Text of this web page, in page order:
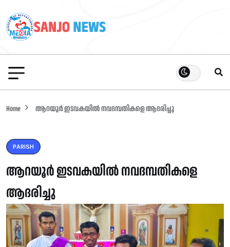
Home ആറയൂർ ഇടവകയിൽ നവദമ്പതികളെ ആദരിച്ചു
PARISH
ആറയൂർ ഇടവകയിൽ നവദമ്പതികളെ
ആദരിച്ചു